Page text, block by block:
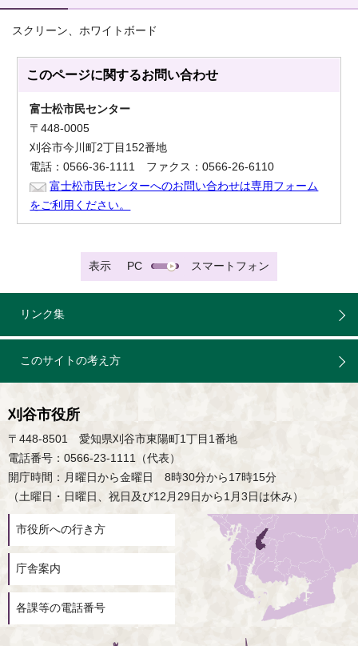
スクリーン、ホワイトボード
このページに関するお問い合わせ
富士松市民センター
〒448-0005
刈谷市今川町2丁目152番地
電話：0566-36-1111 ファクス：0566-26-6110
富士松市民センターへのお問い合わせは専用フォーム
をご利用ください。
表示 PC スマートフォン
リンク集
このサイトの考え方
刈谷市役所
〒448-8501 愛知県刈谷市東陽町1丁目1番地
電話番号：0566-23-1111（代表）
開庁時間：月曜日から金曜日 8時30分から17時15分
（土曜日・日曜日、祝日及び12月29日から1月3日は休み）
市役所への行き方
庁舎案内
各課等の電話番号